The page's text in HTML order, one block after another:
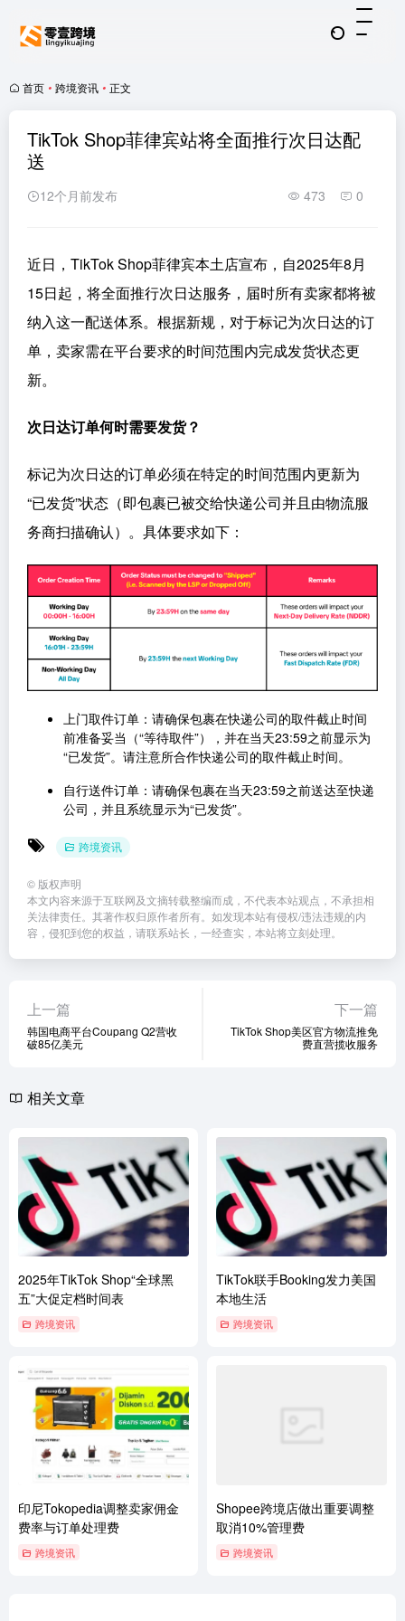
首页 • 跨境资讯 • 正文
TikTok Shop菲律宾站将全面推行次日达配
送
12个月前发布 473 0
近日，TikTok Shop菲律宾本土店宣布，自2025年8月
15日起，将全面推行次日达服务，届时所有卖家都将被
纳入这一配送体系。根据新规，对于标记为次日达的订
单，卖家需在平台要求的时间范围内完成发货状态更
新。
次日达订单何时需要发货？
标记为次日达的订单必须在特定的时间范围内更新为
“已发货”状态（即包裹已被交给快递公司并且由物流服
务商扫描确认）。具体要求如下：
上门取件订单：请确保包裹在快递公司的取件截止时间
前准备妥当（“等待取件”），并在当天23:59之前显示为
“已发货”。请注意所合作快递公司的取件截止时间。
自行送件订单：请确保包裹在当天23:59之前送达至快递
公司，并且系统显示为“已发货”。
跨境资讯
© 版权声明
本文内容来源于互联网及文摘转载整编而成，不代表本站观点，不承担相
关法律责任。其著作权归原作者所有。如发现本站有侵权/违法违规的内
容，侵犯到您的权益，请联系站长，一经查实，本站将立刻处理。
上一篇
韩国电商平台Coupang Q2营收
破85亿美元
下一篇
TikTok Shop美区官方物流推免
费直营揽收服务
相关文章
2025年TikTok Shop“全球黑
五”大促定档时间表
跨境资讯
TikTok联手Booking发力美国
本地生活
跨境资讯
印尼Tokopedia调整卖家佣金
费率与订单处理费
跨境资讯
Shopee跨境店做出重要调整
取消10%管理费
跨境资讯